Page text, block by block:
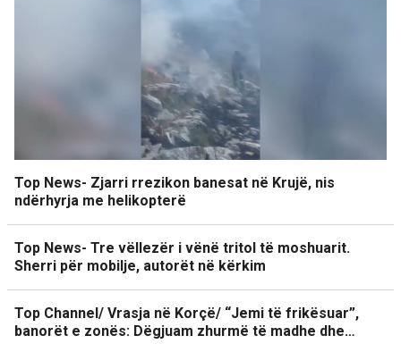
Top News- Zjarri rrezikon banesat në Krujë, nis
ndërhyrja me helikopterë
Top News- Tre vëllezër i vënë tritol të moshuarit.
Sherri për mobilje, autorët në kërkim
Top Channel/ Vrasja në Korçë/ “Jemi të frikësuar”,
banorët e zonës: Dëgjuam zhurmë të madhe dhe…